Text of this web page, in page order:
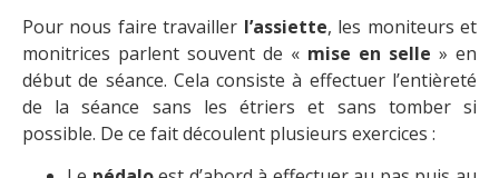
Pour nous faire travailler l’assiette, les moniteurs et
monitrices parlent souvent de « mise en selle » en
début de séance. Cela consiste à effectuer l’entièreté
de la séance sans les étriers et sans tomber si
possible. De ce fait découlent plusieurs exercices :